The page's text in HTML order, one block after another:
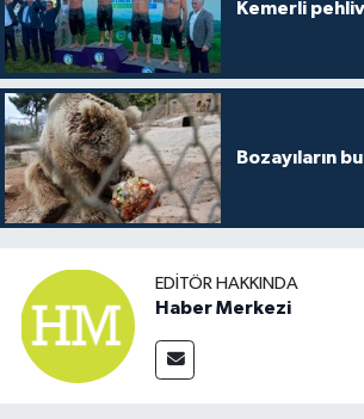
Kemerli
Bozayıların
EDITÖR HAKKINDA
Haber Merkezi